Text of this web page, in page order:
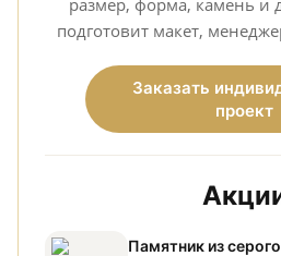
размер, форма, камень и
подготовит макет,
Заказать
проект